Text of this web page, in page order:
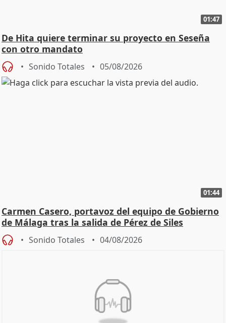
01:47
De Hita quiere terminar su proyecto en Seseña
con otro mandato
Sonido Totales 05/08/2026
01:44
Carmen Casero, portavoz del equipo de Gobierno
de Málaga tras la salida de Pérez de Siles
Sonido Totales 04/08/2026